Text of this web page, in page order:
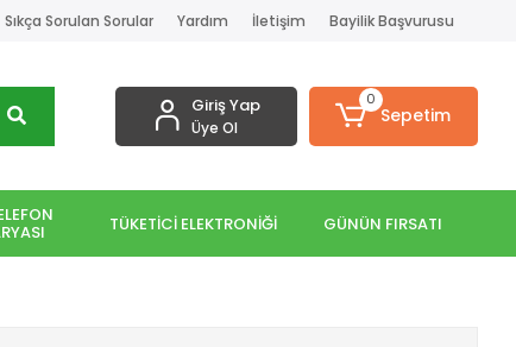
Sıkça Sorulan Sorular Yardım İletişim Bayilik Başvurusu
Giriş Yap
Üye Ol
0
Sepetim
TÜKETİCİ ELEKTRONİĞİ GÜNÜN FIRSATI